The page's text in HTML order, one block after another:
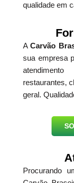
qualidade em
ACarvão
sua empresa
atendimento
restaurantes,
geral.
Procurando